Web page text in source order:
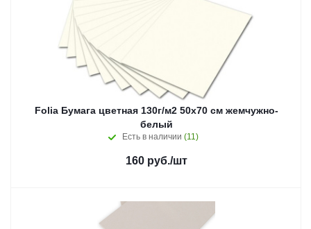
Folia Бумага цветная 130г/м2 50х70 см жемчужно-
белый
Есть в наличии (11)
160руб./шт